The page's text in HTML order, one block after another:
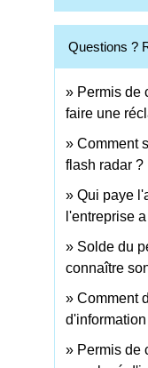
Questions ?
Permis de
faire une
Comment
flash radar ?
Qui paye
l'entreprise
Solde du
connaître
Comment
Permis de